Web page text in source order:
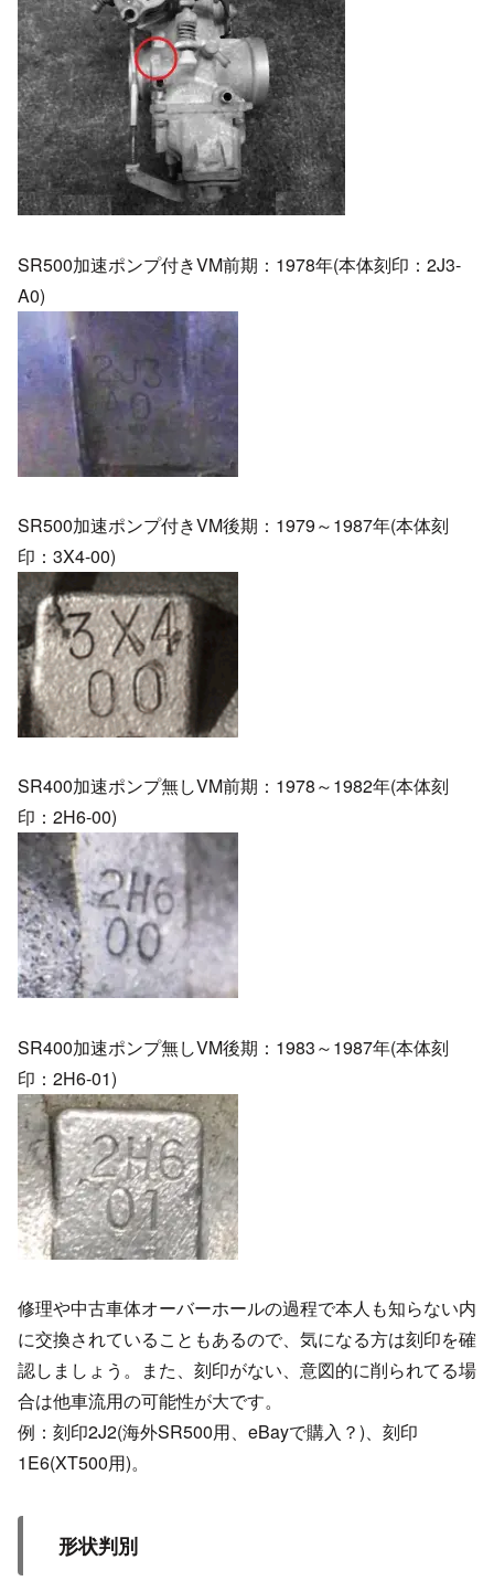
SR500加速ポンプ付きVM前期：1978年(本体刻印：2J3-
A0)
SR500加速ポンプ付きVM後期：1979～1987年(本体刻
印：3X4-00)
SR400加速ポンプ無しVM前期：1978～1982年(本体刻
印：2H6-00)
SR400加速ポンプ無しVM後期：1983～1987年(本体刻
印：2H6-01)
修理や中古車体オーバーホールの過程で本人も知らない内
に交換されていることもあるので、気になる方は刻印を確
認しましょう。また、刻印がない、意図的に削られてる場
合は他車流用の可能性が大です。
例：刻印2J2(海外SR500用、eBayで購入？)、刻印
1E6(XT500用)。
形状判別